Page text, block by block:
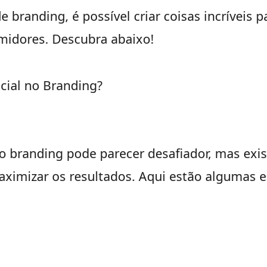
branding, é possível criar coisas incríveis
Descubra abaixo!
no Branding?
pode parecer desafiador, mas
os resultados. Aqui estão algumas